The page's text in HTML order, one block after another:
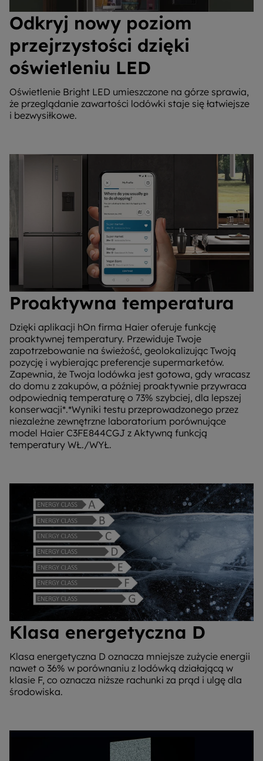
Odkryj nowy poziom
przejrzystości dzięki
oświetleniu LED
Oświetlenie Bright LED umieszczone na górze sprawia,
że przeglądanie zawartości lodówki staje się łatwiejsze
i bezwysiłkowe.
Proaktywna temperatura
Dzięki aplikacji hOn firma Haier oferuje funkcję
proaktywnej temperatury. Przewiduje Twoje
zapotrzebowanie na świeżość, geolokalizując Twoją
pozycję i wybierając preferencje supermarketów.
Zapewnia, że ​​Twoja lodówka jest gotowa, gdy wracasz
do domu z zakupów, a później proaktywnie przywraca
odpowiednią temperaturę o 73% szybciej, dla lepszej
konserwacji*.*Wyniki testu przeprowadzonego przez
niezależne zewnętrzne laboratorium porównujące
model Haier C3FE844CGJ z Aktywną funkcją
temperatury WŁ./WYŁ.
Klasa energetyczna D
Klasa energetyczna D oznacza mniejsze zużycie energii
nawet o 36% w porównaniu z lodówką działającą w
klasie F, co oznacza niższe rachunki za prąd i ulgę dla
środowiska.